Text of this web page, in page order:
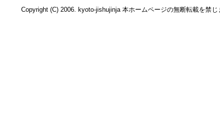
Copyright (C) 2006. kyoto-jishujinja 本ホームページの無断転載を禁じ